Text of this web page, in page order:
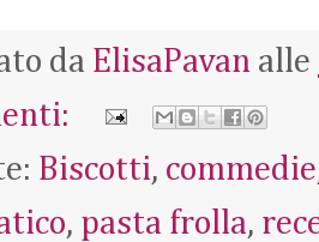
da ElisaPavan alle
Biscotti, commedie
, pasta frolla,